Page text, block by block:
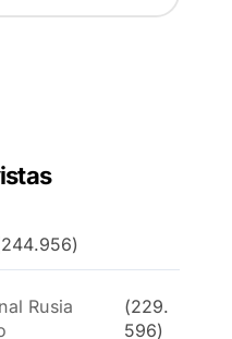
Rusia
(229.
596)